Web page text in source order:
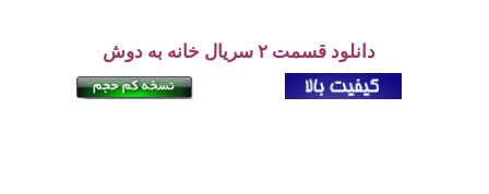
دانلود قسمت ۲ سریال خانه به دوش